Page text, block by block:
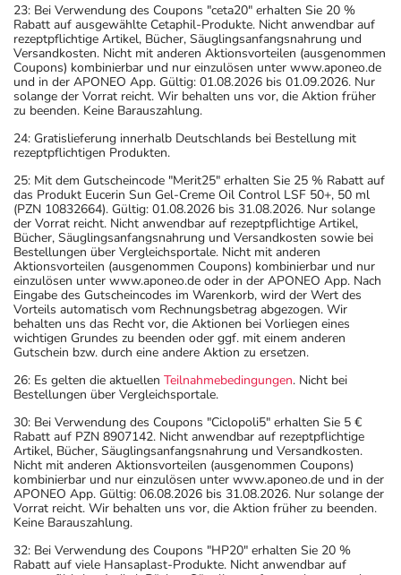
23: Bei Verwendung des Coupons "ceta20" erhalten Sie 20 %
Rabatt auf ausgewählte Cetaphil-Produkte. Nicht anwendbar auf
rezeptpflichtige Artikel, Bücher, Säuglingsanfangsnahrung und
Versandkosten. Nicht mit anderen Aktionsvorteilen (ausgenommen
Coupons) kombinierbar und nur einzulösen unter www.aponeo.de
und in der APONEO App. Gültig: 01.08.2026 bis 01.09.2026. Nur
solange der Vorrat reicht. Wir behalten uns vor, die Aktion früher
zu beenden. Keine Barauszahlung.
24: Gratislieferung innerhalb Deutschlands bei Bestellung mit
rezeptpflichtigen Produkten.
25: Mit dem Gutscheincode "Merit25" erhalten Sie 25 % Rabatt auf
das Produkt Eucerin Sun Gel-Creme Oil Control LSF 50+, 50 ml
(PZN 10832664). Gültig: 01.08.2026 bis 31.08.2026. Nur solange
der Vorrat reicht. Nicht anwendbar auf rezeptpflichtige Artikel,
Bücher, Säuglingsanfangsnahrung und Versandkosten sowie bei
Bestellungen über Vergleichsportale. Nicht mit anderen
Aktionsvorteilen (ausgenommen Coupons) kombinierbar und nur
einzulösen unter www.aponeo.de oder in der APONEO App. Nach
Eingabe des Gutscheincodes im Warenkorb, wird der Wert des
Vorteils automatisch vom Rechnungsbetrag abgezogen. Wir
behalten uns das Recht vor, die Aktionen bei Vorliegen eines
wichtigen Grundes zu beenden oder ggf. mit einem anderen
Gutschein bzw. durch eine andere Aktion zu ersetzen.
26: Es gelten die aktuellen Teilnahmebedingungen. Nicht bei
Bestellungen über Vergleichsportale.
30: Bei Verwendung des Coupons "Ciclopoli5" erhalten Sie 5 €
Rabatt auf PZN 8907142. Nicht anwendbar auf rezeptpflichtige
Artikel, Bücher, Säuglingsanfangsnahrung und Versandkosten.
Nicht mit anderen Aktionsvorteilen (ausgenommen Coupons)
kombinierbar und nur einzulösen unter www.aponeo.de und in der
APONEO App. Gültig: 06.08.2026 bis 31.08.2026. Nur solange der
Vorrat reicht. Wir behalten uns vor, die Aktion früher zu beenden.
Keine Barauszahlung.
32: Bei Verwendung des Coupons "HP20" erhalten Sie 20 %
Rabatt auf viele Hansaplast-Produkte. Nicht anwendbar auf